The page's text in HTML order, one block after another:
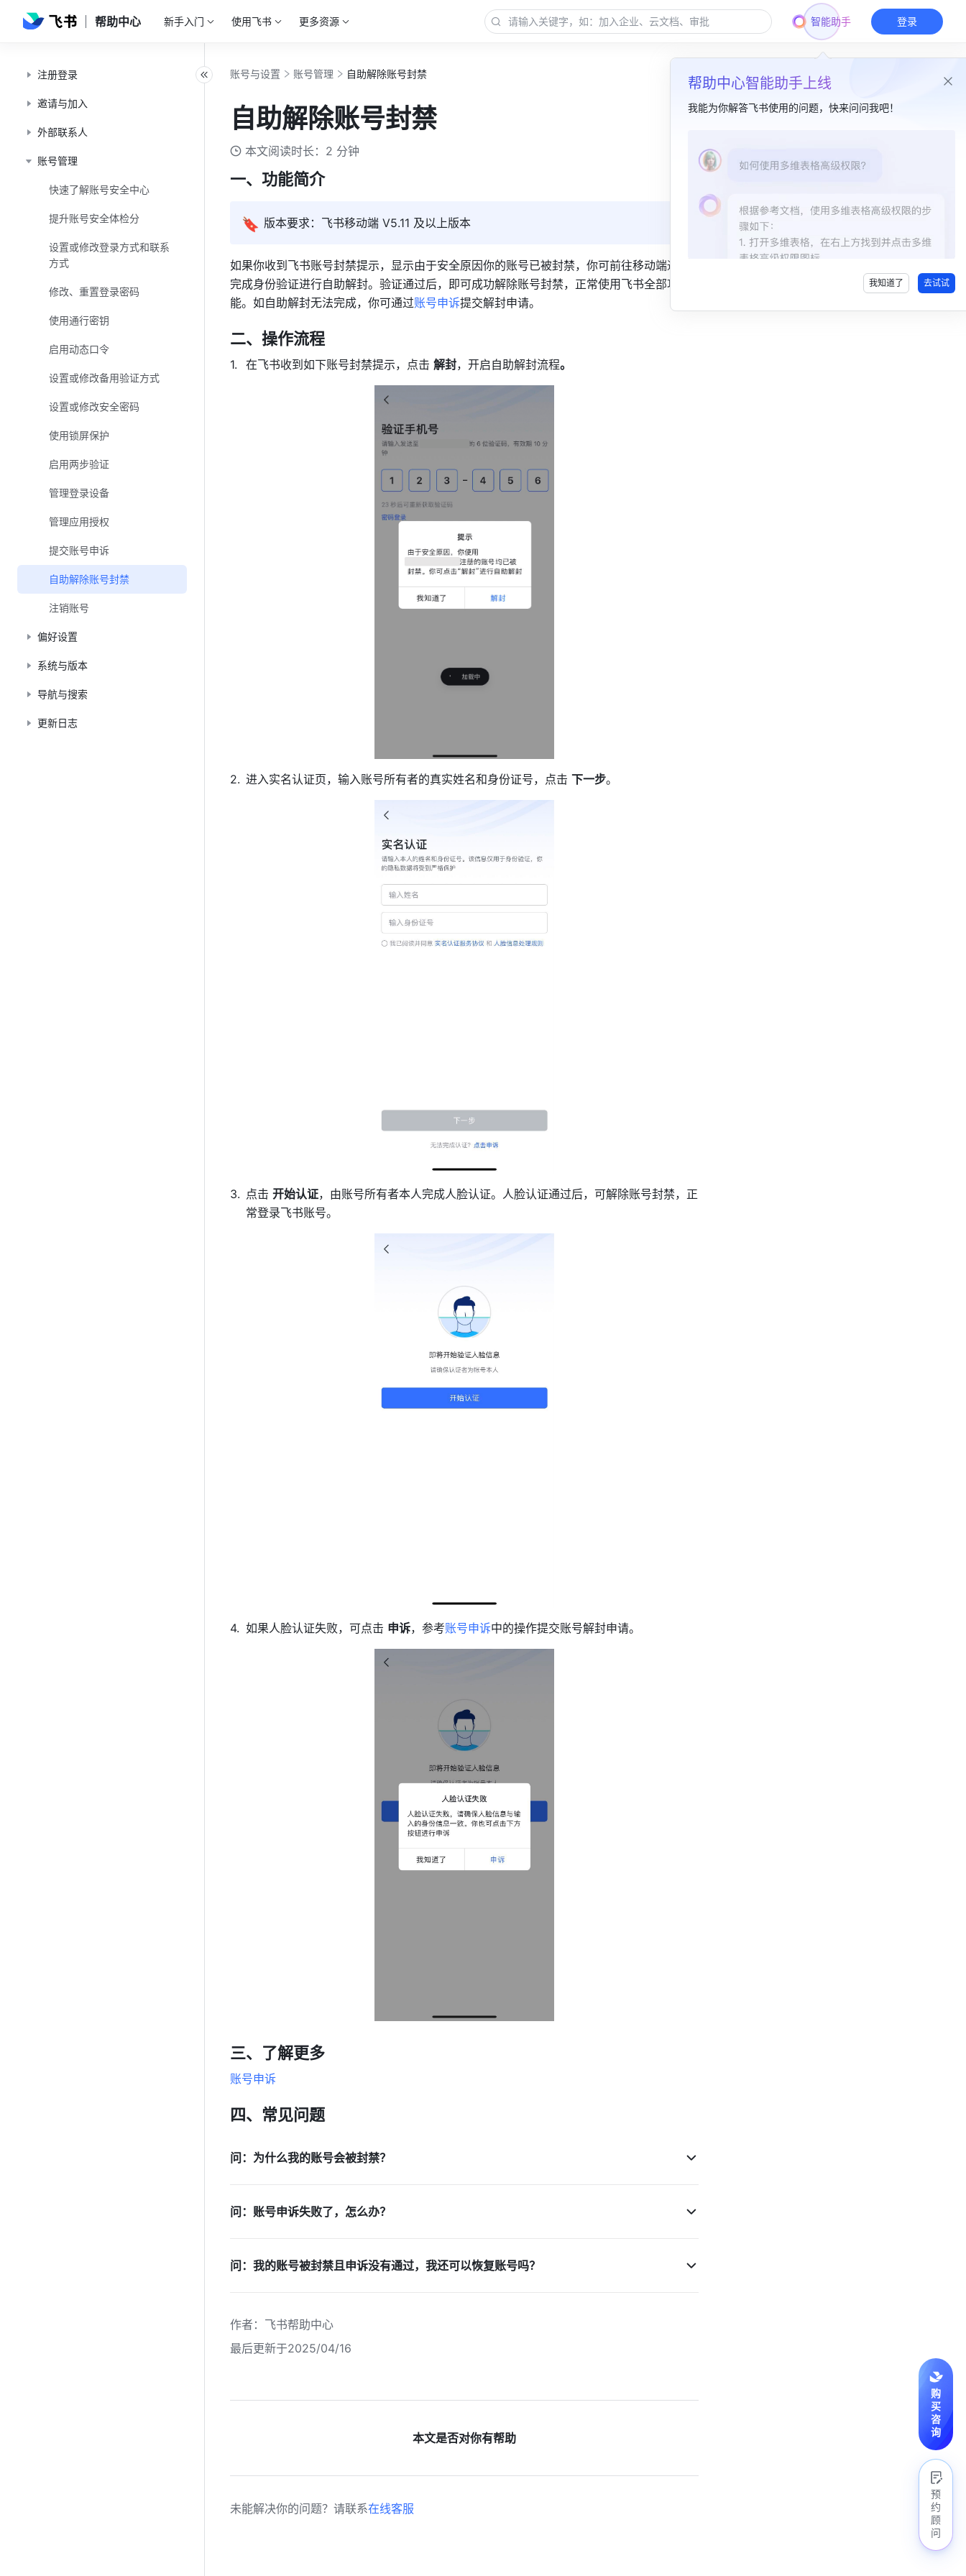
帮助中心 新手入门 使用飞书 更多资源 智能助手
帮助中心智能助手上线
我能为你解答飞书使用的问题，快来问问我吧！
我知道了 去试试
登录
注册登录
邀请与加入
外部联系人
账号管理
快速了解账号安全中心
提升账号安全体检分
设置或修改登录方式和联系
方式
修改、重置登录密码
使用通行密钥
启用动态口令
设置或修改备用验证方式
设置或修改安全密码
使用锁屏保护
启用两步验证
管理登录设备
管理应用授权
提交账号申诉
自助解除账号封禁
注销账号
偏好设置
系统与版本
导航与搜索
更新日志
账号与设置 账号管理 自助解除账号封禁
自助解除账号封禁
本文阅读时长：2 分钟
一、功能简介
🔖 版本要求：飞书移动端 V5.11 及以上版本
如果你收到飞书账号封禁提示，显示由于安全原因你的账号已被封禁，你可前往移动端通过
完成身份验证进行自助解封。验证通过后，即可成功解除账号封禁，正常使用飞书全部功
能。如自助解封无法完成，你可通过账号申诉提交解封申请。
二、操作流程
在飞书收到如下账号封禁提示，点击 解封，开启自助解封流程。
进入实名认证页，输入账号所有者的真实姓名和身份证号，点击 下一步。
点击 开始认证，由账号所有者本人完成人脸认证。人脸认证通过后，可解除账号封禁，正
常登录飞书账号。
如果人脸认证失败，可点击 申诉，参考账号申诉中的操作提交账号解封申请。
三、了解更多
账号申诉
四、常见问题
问：为什么我的账号会被封禁？
问：账号申诉失败了，怎么办？
问：我的账号被封禁且申诉没有通过，我还可以恢复账号吗？
作者 ： 飞书帮助中心
最后更新于2025/04/16
本文是否对你有帮助
未能解决你的问题？请联系在线客服
二、操作流程​
三、了解更多​
购
买
咨
询
预
约
顾
问